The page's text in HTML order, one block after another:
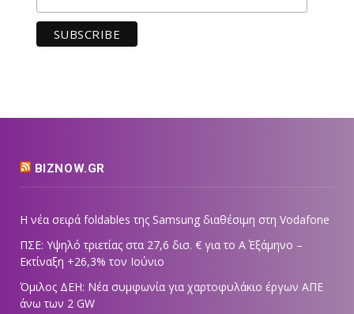
BIZNOW.GR
Η νέα σειρά foldables της Samsung διαθέσιμη στη Vodafone
ΠΣΕ: Υψηλό τριετίας στα 27,6 δισ. € για το Α΄ Εξάμηνο –
Εκτίναξη +26,3% τον Ιούνιο
Όμιλος ΔΕΗ: Νέα συμφωνία για χαρτοφυλάκιο έργων ΑΠΕ
άνω των 2 GW